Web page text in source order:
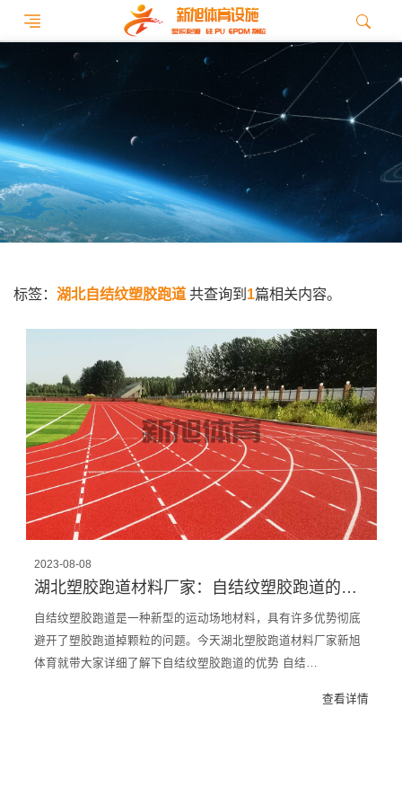
标签： 湖北自结纹塑胶跑道 共查询到 1篇相关内容。
2023-08-08
湖北塑胶跑道材料厂家：自结纹塑胶跑道的优势是什么？
自结纹塑胶跑道是一种新型的运动场地材料，具有许多优势彻底
避开了塑胶跑道掉颗粒的问题。今天湖北塑胶跑道材料厂家新旭
体育就带大家详细了解下自结纹塑胶跑道的优势 自结…
查看详情